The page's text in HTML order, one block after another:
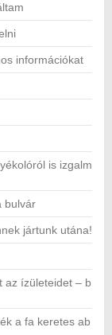
információkat
is izgalm
bulvár
jártunk utána!
az ízületeidet – b
a fa keretes ab